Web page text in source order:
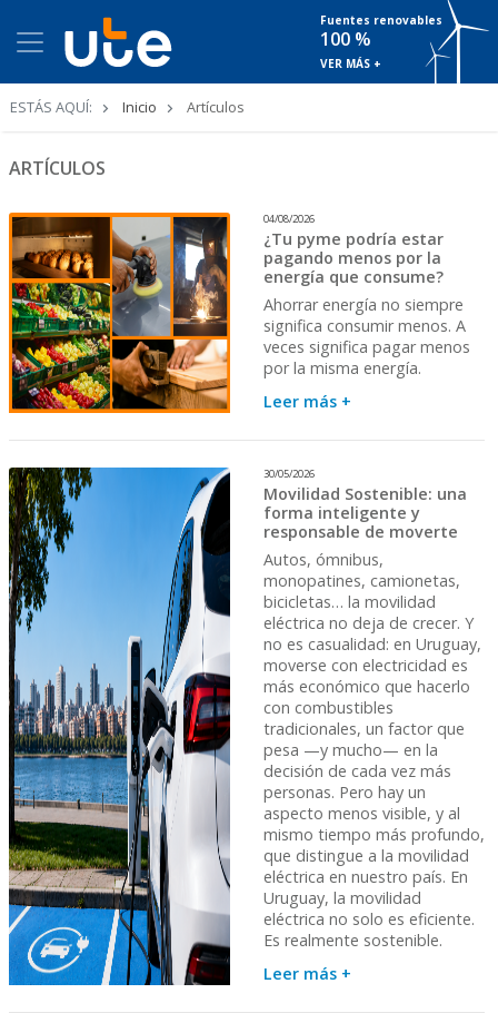
Fuentes renovables
100 %
VER MÁS +
ESTÁS AQUÍ: Inicio Artículos
ARTÍCULOS
04/08/2026
¿Tu pyme podría estar
pagando menos por la
energía que consume?
Ahorrar energía no siempre
significa consumir menos. A
veces significa pagar menos
por la misma energía.
Leer más +
30/05/2026
Movilidad Sostenible: una
forma inteligente y
responsable de moverte
Autos, ómnibus,
monopatines, camionetas,
bicicletas… la movilidad
eléctrica no deja de crecer. Y
no es casualidad: en Uruguay,
moverse con electricidad es
más económico que hacerlo
con combustibles
tradicionales, un factor que
pesa —y mucho— en la
decisión de cada vez más
personas. Pero hay un
aspecto menos visible, y al
mismo tiempo más profundo,
que distingue a la movilidad
eléctrica en nuestro país. En
Uruguay, la movilidad
eléctrica no solo es eficiente.
Es realmente sostenible.
Leer más +